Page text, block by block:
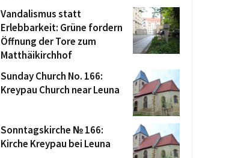
Vandalismus statt
Erlebbarkeit: Grüne fordern
Öffnung der Tore zum
Matthäikirchhof
Sunday Church No. 166:
Kreypau Church near Leuna
Sonntagskirche № 166:
Kirche Kreypau bei Leuna